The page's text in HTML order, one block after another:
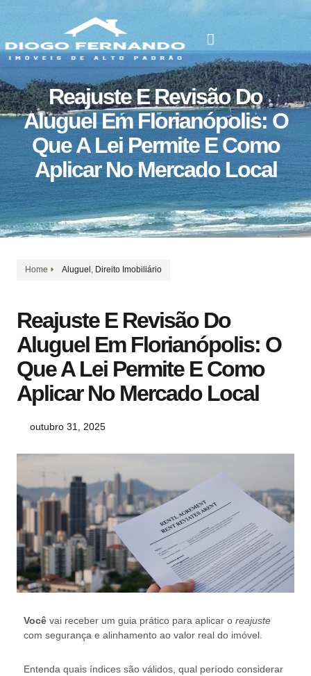
Reajuste E Revisão Do
Aluguel Em Florianópolis: O
Que A Lei Permite E Como
Aplicar No Mercado Local
Home Aluguel Direito Imobiliário
Reajuste E Revisão Do
Aluguel Em Florianópolis: O
Que A Lei Permite E Como
Aplicar No Mercado Local
outubro 31, 2025
Você vai receber um guia prático para aplicar o reajuste
com segurança e alinhamento ao valor real do imóvel.
Entenda quais índices são válidos, qual período considerar